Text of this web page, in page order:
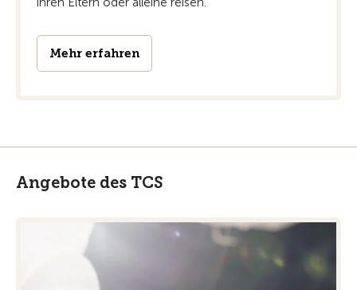
Mehr erfahren
Angebote des TCS